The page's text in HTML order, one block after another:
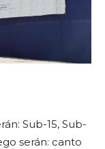
Sub-15, Sub-
serán: canto